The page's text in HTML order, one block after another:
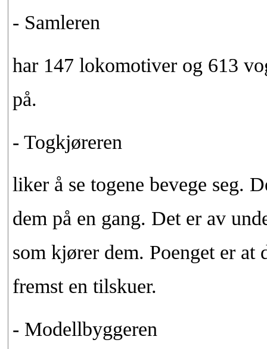
- Samleren
har 147 lokomotiver og 613
på.
- Togkjøreren
liker å se togene bevege seg.
dem på en gang. Det er av
som kjører dem. Poenget er at
fremst en tilskuer.
- Modellbyggeren